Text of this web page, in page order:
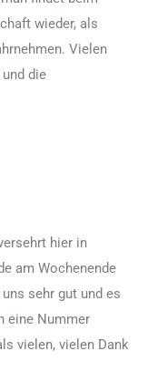
wieder, als
Vielen
die
hier in
am Wochenende
sehr gut und es
eine Nummer
vielen, vielen Dank